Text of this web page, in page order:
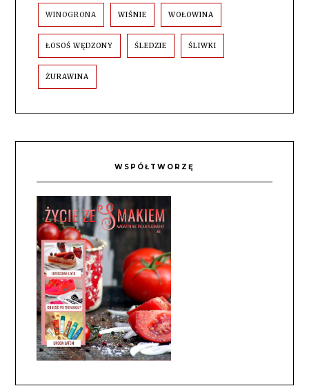
WINOGRONA WIŚNIE WOŁOWINA
ŁOSOŚ WĘDZONY ŚLEDZIE ŚLIWKI
ŻURAWINA
WSPÓŁTWORZĘ